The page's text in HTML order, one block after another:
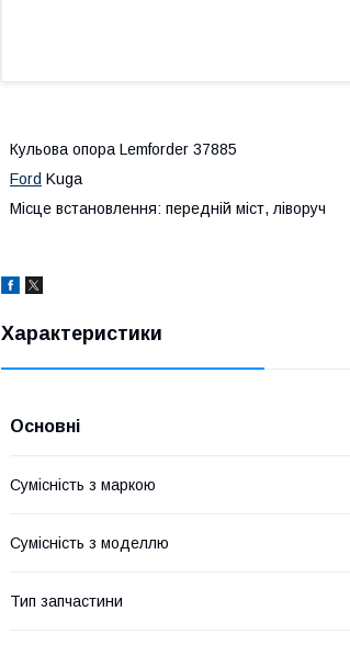
Кульова опора Lemforder 37885
Ford Kuga
Місце встановлення: передній міст, ліворуч
Характеристики
Основні
Сумісність з маркою
Сумісність з моделлю
Тип запчастини